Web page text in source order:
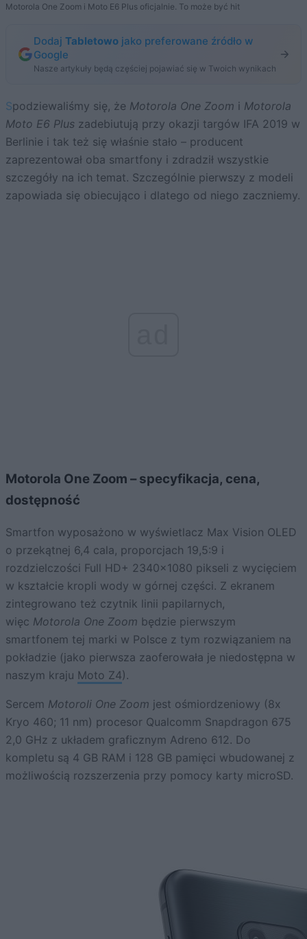
Motorola One Zoom i Moto E6 Plus oficjalnie. To może być hit
Dodaj Tabletowo jako preferowane źródło w
Google
Nasze artykuły będą częściej pojawiać się w Twoich wynikach
Spodziewaliśmy się, że Motorola One Zoom i Motorola
Moto E6 Plus zadebiutują przy okazji targów IFA 2019 w
Berlinie i tak też się właśnie stało – producent
zaprezentował oba smartfony i zdradził wszystkie
szczegóły na ich temat. Szczególnie pierwszy z modeli
zapowiada się obiecująco i dlatego od niego zaczniemy.
Motorola One Zoom – specyfikacja, cena,
dostępność
Smartfon wyposażono w wyświetlacz Max Vision OLED
o przekątnej 6,4 cala, proporcjach 19,5:9 i
rozdzielczości Full HD+ 2340×1080 pikseli z wycięciem
w kształcie kropli wody w górnej części. Z ekranem
zintegrowano też czytnik linii papilarnych,
więc Motorola One Zoom będzie pierwszym
smartfonem tej marki w Polsce z tym rozwiązaniem na
pokładzie (jako pierwsza zaoferowała je niedostępna w
naszym kraju Moto Z4).
Sercem Motoroli One Zoom jest ośmiordzeniowy (8x
Kryo 460; 11 nm) procesor Qualcomm Snapdragon 675
2,0 GHz z układem graficznym Adreno 612. Do
kompletu są 4 GB RAM i 128 GB pamięci wbudowanej z
możliwością rozszerzenia przy pomocy karty microSD.